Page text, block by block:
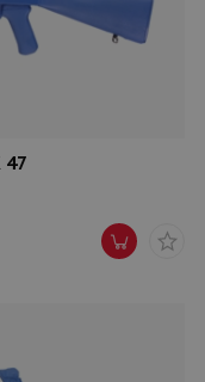
47